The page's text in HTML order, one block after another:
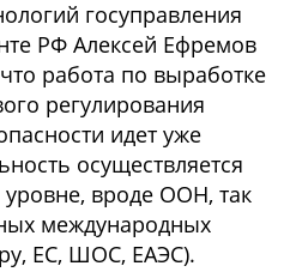
госуправления
РФ Алексей Ефремов
работа по выработке
регулирования
идет уже
осуществляется
вроде ООН, так
международных
ЕС, ШОС, ЕАЭС).